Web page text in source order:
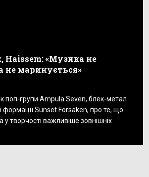
Haissem: «Музика не
не маринується»
поп-групи Ampula Seven, блек-метал
формації Sunset Forsaken, про те, що
у творчості важливіше зовнішніх